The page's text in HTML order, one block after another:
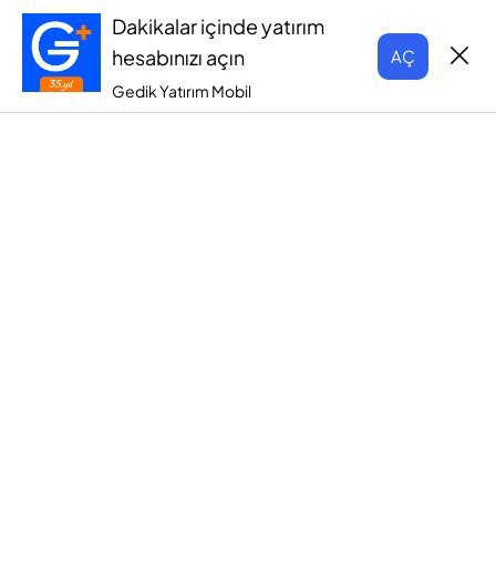
Dakikalar içinde yatırım
hesabınızı açın
Gedik Yatırım Mobil
AÇ